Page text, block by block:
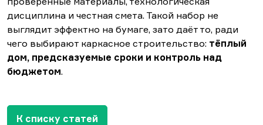
дисциплина и честная смета. Такой набор не
выглядит эффектно на бумаге, зато даёт то, ради
чего выбирают каркасное строительство: тёплый
дом, предсказуемые сроки и контроль над
бюджетом.
К списку статей